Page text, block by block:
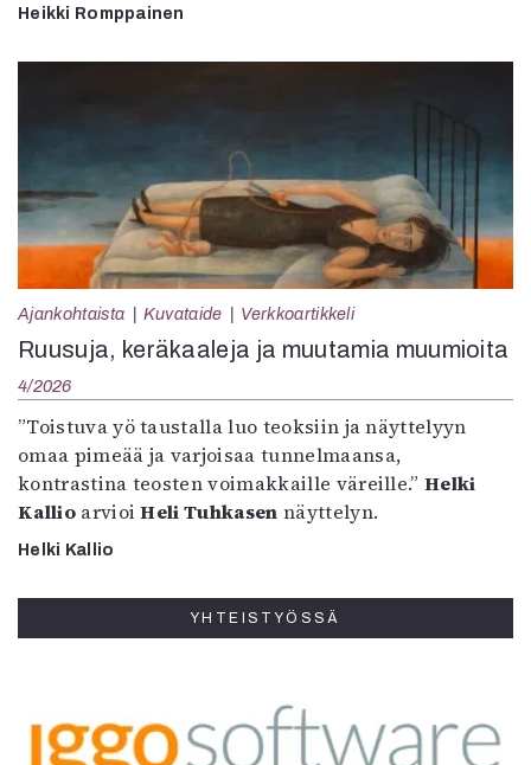
Heikki Romppainen
Ajankohtaista Kuvataide Verkkoartikkeli
Ruusuja, keräkaaleja ja muutamia muumioita
4/2026
”Toistuva yö taustalla luo teoksiin ja näyttelyyn
omaa pimeää ja varjoisaa tunnelmaansa,
kontrastina teosten voimakkaille väreille.”Helki
KallioarvioiHeli Tuhkasen näyttelyn.
Helki Kallio
YHTEISTYÖSSÄ